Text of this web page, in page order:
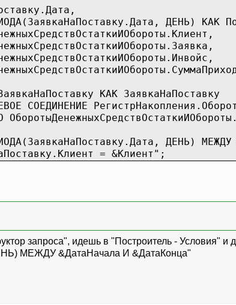
ДЕНЬ) КАК
КАК ЗаявкаНаПоставку
=
ДЕНЬ) МЕЖДУ
= &Клиент" ;
запроса", идешь в "Построитель - Условия" и
МЕЖДУ &ДатаНачала И &ДатаКонца"